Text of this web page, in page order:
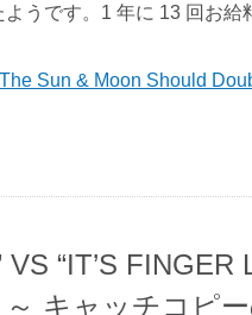
うです。1 年に 13 回お給
The Sun & Moon Should
VS “IT’S FINGER
～ キャッチコピ